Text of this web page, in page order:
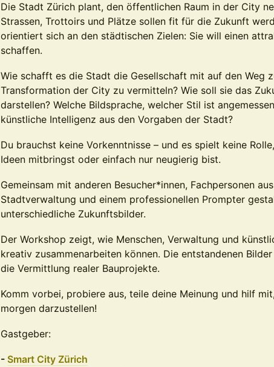
Die Stadt Zürich plant, den öffentlichen Raum in der City
Strassen, Trottoirs und Plätze sollen fit für die Zukunft
orientiert sich an den städtischen Zielen: Sie will einen
schaffen.
Wie schafft es die Stadt die Gesellschaft mit auf den Weg
Transformation der City zu vermitteln? Wie soll sie das
darstellen? Welche Bildsprache, welcher Stil ist
künstliche Intelligenz aus den Vorgaben der Stadt?
Du brauchst keine Vorkenntnisse – und es spielt keine
Ideen mitbringst oder einfach nur neugierig bist.
Gemeinsam mit anderen Besucher*innen, Fachpersonen
Stadtverwaltung und einem professionellen Prompter
unterschiedliche Zukunftsbilder.
Der Workshop zeigt, wie Menschen, Verwaltung und
kreativ zusammenarbeiten können. Die entstandenen
die Vermittlung realer Bauprojekte.
Komm vorbei, probiere aus, teile deine Meinung und hilf
morgen darzustellen!
Gastgeber:
- Smart City Zürich